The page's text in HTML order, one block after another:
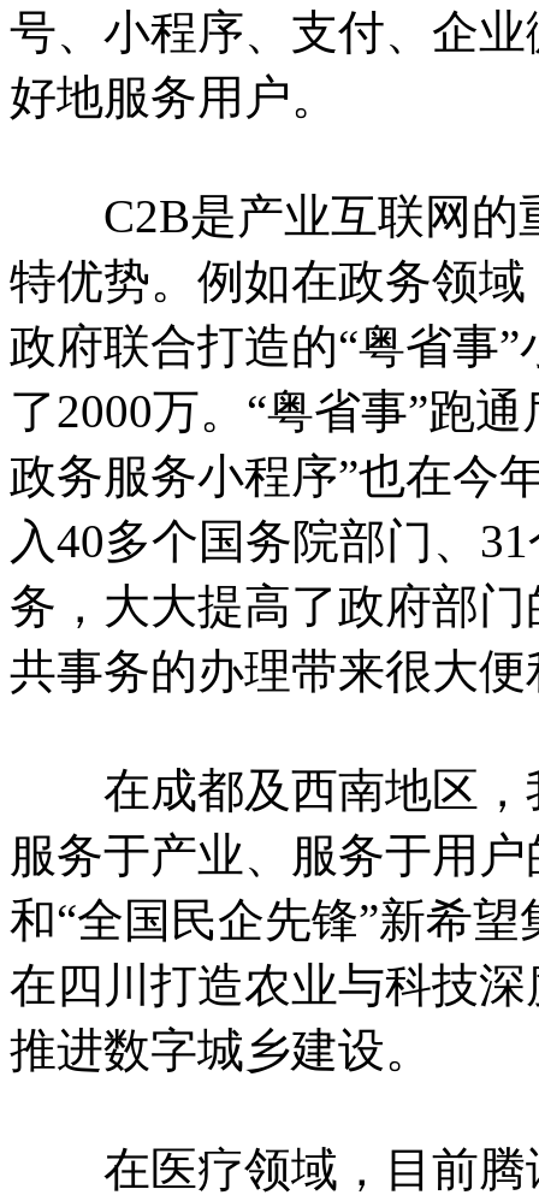
号、小程序、支付、企
好地服务用户。
C2B是产业互联网的
特优势。例如在政务领
政府联合打造的“粤省事
了2000万。“粤省事”跑
政务服务小程序”也在今
入40多个国务院部门、
务，大大提高了政府部
共事务的办理带来很大便
在成都及西南地区，
服务于产业、服务于用
和“全国民企先锋”新希
在四川打造农业与科技
推进数字城乡建设。
在医疗领域，目前腾